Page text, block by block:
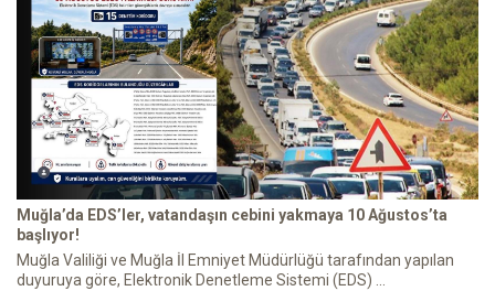
Muğla’da EDS’ler, vatandaşın cebini yakmaya 10 Ağustos’ta
başlıyor!
Muğla Valiliği ve Muğla İl Emniyet Müdürlüğü tarafından yapılan
duyuruya göre, Elektronik Denetleme Sistemi (EDS) ...